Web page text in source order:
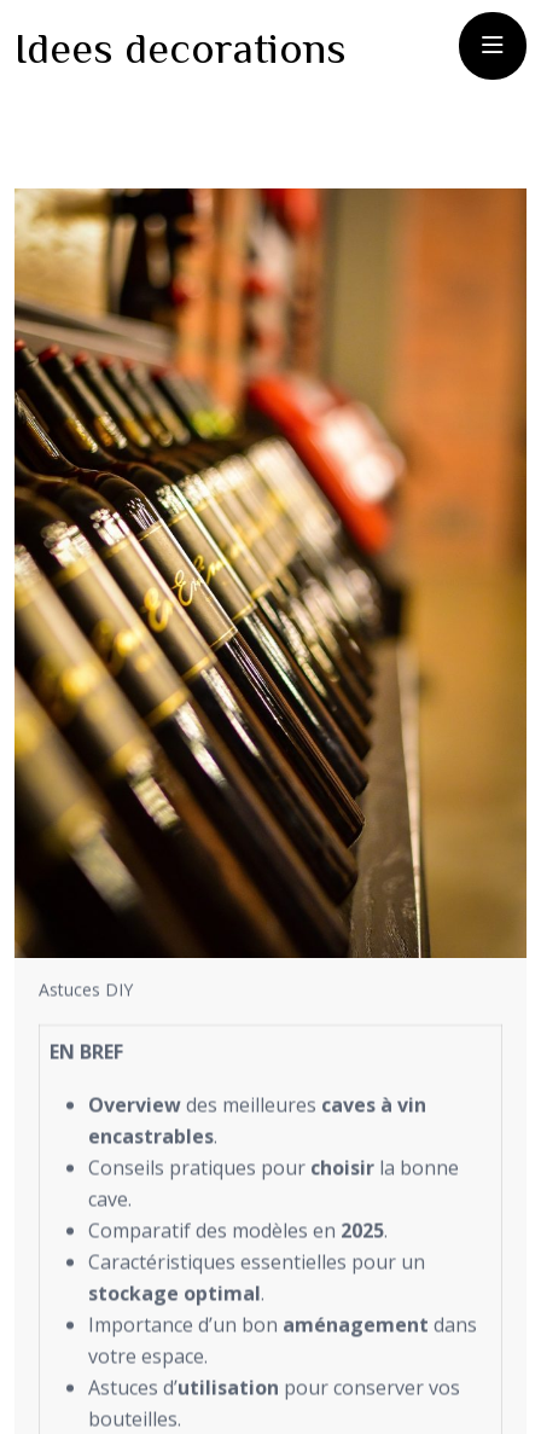
Idees decorations
Astuces DIY
EN BREF
Overviewdes meilleures caves à vin
encastrables.
Conseils pratiques pour choisir la bonne
cave.
Comparatif des modèles en 2025.
Caractéristiques essentielles pour un
stockage optimal.
Importance d’un bon aménagement dans
votre espace.
Astuces d’utilisation pour conserver vos
bouteilles.